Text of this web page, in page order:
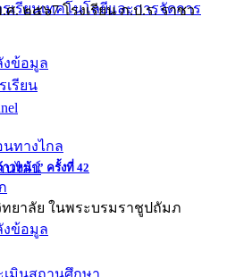
เรียนเทคโนโลยีและการจัดการ
ข้อมูล
เรียน
นทางไกล
นไลน์
ข้อมูล
เมินสถานศึกษา
๒๕๖7 โรงเรียน ภ.ป.ร. ราชว
วหน้า” ครั้งที่ 42
าลัย ในพระบรมราชูปถัมภ